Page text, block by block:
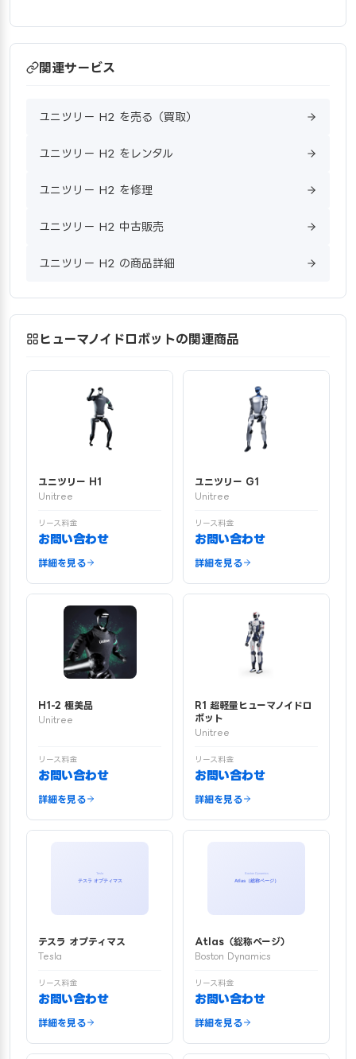
関連サービス
ユニツリー H2 を売る（買取）
ユニツリー H2 をレンタル
ユニツリー H2 を修理
ユニツリー H2 中古販売
ユニツリー H2 の商品詳細
ヒューマノイドロボットの関連商品
ユニツリー H1
Unitree
リース料金
お問い合わせ
詳細を見る
ユニツリー G1
Unitree
リース料金
お問い合わせ
詳細を見る
H1-2 極美品
Unitree
リース料金
お問い合わせ
詳細を見る
R1 超軽量ヒューマノイドロ
ボット
Unitree
リース料金
お問い合わせ
詳細を見る
テスラ オプティマス
Tesla
リース料金
お問い合わせ
詳細を見る
Atlas（総称ページ）
Boston Dynamics
リース料金
お問い合わせ
詳細を見る